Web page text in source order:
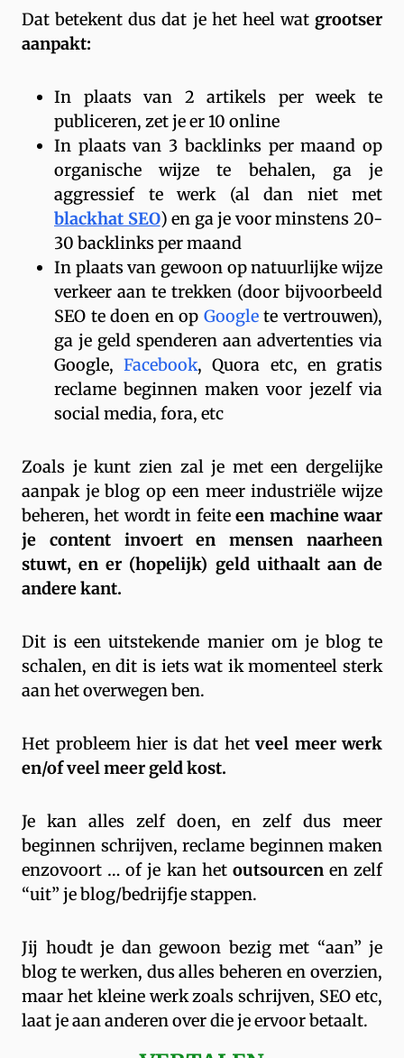
Dat betekent dus dat je het heel wat grootser
aanpakt:
In plaats van 2 artikels per week te
publiceren, zet je er 10 online
In plaats van 3 backlinks per maand op
organische wijze te behalen, ga je
aggressief te werk (al dan niet met
blackhat SEO) en ga je voor minstens 20-
30 backlinks per maand
In plaats van gewoon op natuurlijke wijze
verkeer aan te trekken (door bijvoorbeeld
SEO te doen en op Googlete vertrouwen),
ga je geld spenderen aan advertenties via
Google,Facebook, Quora etc, en gratis
reclame beginnen maken voor jezelf via
social media, fora, etc
Zoals je kunt zien zal je met een dergelijke
aanpak je blog op een meer industriële wijze
beheren, het wordt in feiteeen machine waar
je content invoert en mensen naarheen
stuwt, en er (hopelijk) geld uithaalt aan de
andere kant.
Dit is een uitstekende manier om je blog te
schalen, en dit is iets wat ik momenteel sterk
aan het overwegen ben.
Het probleem hier is dat het veel meer werk
en/of veel meer geld kost.
Je kan alles zelf doen, en zelf dus meer
beginnen schrijven, reclame beginnen maken
enzovoort … of je kan het outsourcenen zelf
“uit” je blog/bedrijfje stappen.
Jij houdt je dan gewoon bezig met “aan” je
blog te werken, dus alles beheren en overzien,
maar het kleine werk zoals schrijven, SEO etc,
laat je aan anderen over die je ervoor betaalt.